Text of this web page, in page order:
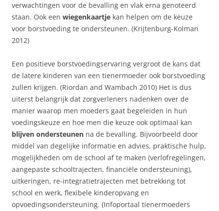
verwachtingen voor de bevalling en vlak erna genoteerd
staan. Ook een wiegenkaartje kan helpen om de keuze
voor borstvoeding te ondersteunen. (Krijtenburg-Kolman
2012)
Een positieve borstvoedingservaring vergroot de kans dat
de latere kinderen van een tienermoeder ook borstvoeding
zullen krijgen. (Riordan and Wambach 2010) Het is dus
uiterst belangrijk dat zorgverleners nadenken over de
manier waarop men moeders gaat begeleiden in hun
voedingskeuze en hoe men die keuze ook optimaal kan
blijven ondersteunen na de bevalling. Bijvoorbeeld door
middel van degelijke informatie en advies, praktische hulp,
mogelijkheden om de school af te maken (verlofregelingen,
aangepaste schooltrajecten, financiële ondersteuning),
uitkeringen, re-integratietrajecten met betrekking tot
school en werk, flexibele kinderopvang en
opvoedingsondersteuning. (Infoportaal tienermoeders